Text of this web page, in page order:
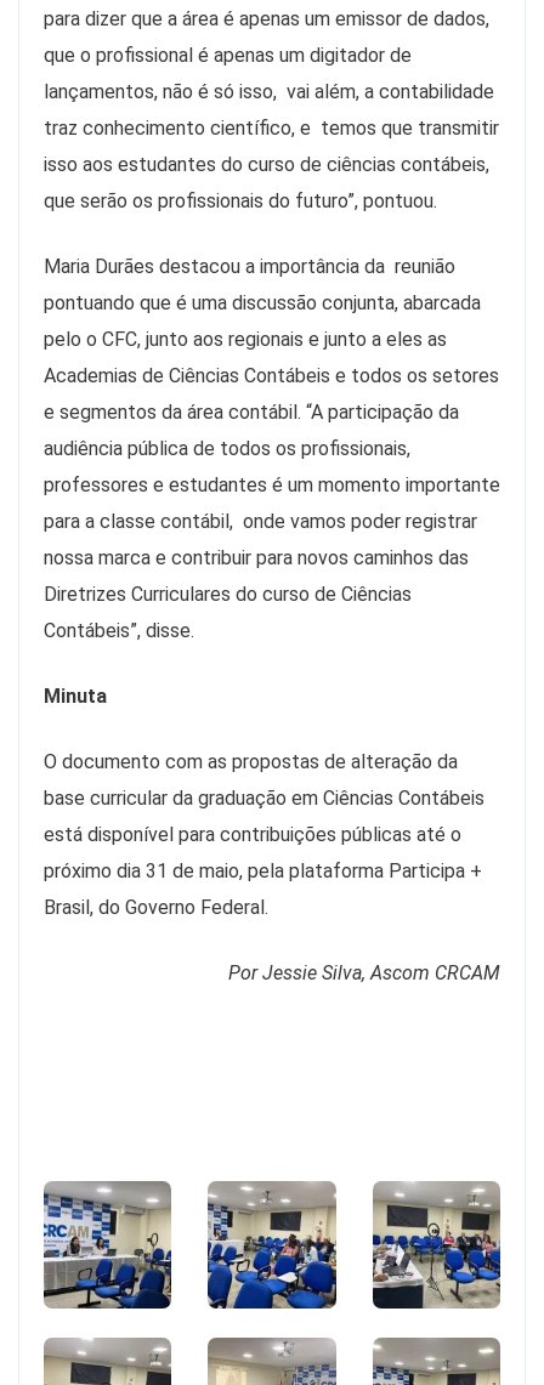
para dizer que a área é apenas um emissor de dados,
que o profissional é apenas um digitador de
lançamentos, não é só isso, vai além, a contabilidade
traz conhecimento científico, e temos que transmitir
isso aos estudantes do curso de ciências contábeis,
que serão os profissionais do futuro”, pontuou.
Maria Durães destacou a importância da reunião
pontuando que é uma discussão conjunta, abarcada
pelo o CFC, junto aos regionais e junto a eles as
Academias de Ciências Contábeis e todos os setores
e segmentos da área contábil. “A participação da
audiência pública de todos os profissionais,
professores e estudantes é um momento importante
para a classe contábil, onde vamos poder registrar
nossa marca e contribuir para novos caminhos das
Diretrizes Curriculares do curso de Ciências
Contábeis”, disse.
Minuta
O documento com as propostas de alteração da
base curricular da graduação em Ciências Contábeis
está disponível para contribuições públicas até o
próximo dia 31 de maio, pela plataforma Participa +
Brasil, do Governo Federal.
Por Jessie Silva, Ascom CRCAM